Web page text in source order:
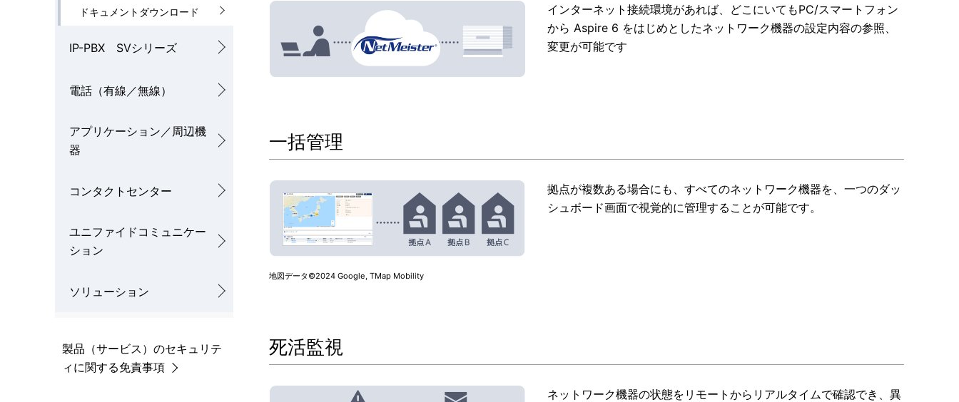
ドキュメントダウンロード
IP-PBX SVシリーズ
電話（有線／無線）
アプリケーション／周辺機
器
コンタクトセンター
ユニファイドコミュニケー
ション
ソリューション
製品（サービス）のセキュリテ
ィに関する免責事項
インターネット接続環境があれば、どこにいてもPC/スマートフォン
から Aspire 6 をはじめとしたネットワーク機器の設定内容の参照、
変更が可能です
一括管理
拠点が複数ある場合にも、すべてのネットワーク機器を、一つのダッ
シュボード画面で視覚的に管理することが可能です。
地図データ©2024 Google, TMap Mobility
死活監視
ネットワーク機器の状態をリモートからリアルタイムで確認でき、異